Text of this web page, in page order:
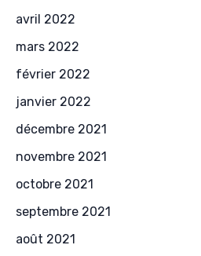
avril 2022
mars 2022
février 2022
janvier 2022
décembre 2021
novembre 2021
octobre 2021
septembre 2021
août 2021